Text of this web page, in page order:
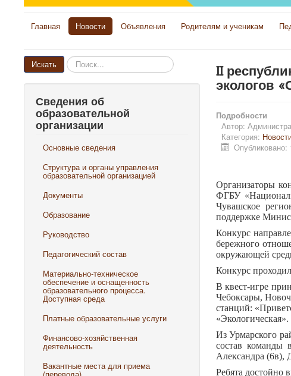
Главная Новости Объявления Родителям и ученикам
Искать Искать...
Сведения об
образовательной
организации
Основные сведения
Структура и органы управления
образовательной организацией
Документы
Образование
Руководство
Педагогический состав
Материально-техническое
обеспечение и оснащенность
образовательного процесса.
Доступная среда
Платные образовательные услуги
Финансово-хозяйственная
деятельность
Вакантные места для приема
II
экологов
Подробности
Автор:
Категория:
Опубликовано:
Организаторы
ФГБУ
Чувашское
поддержке
Конкурс
бережного
окружающей
Конкурс
В квест-игре
Чебоксары,
станций:
«Экологическая».
Из Урмарского
состав
Александра (6в),
Ребята достойно